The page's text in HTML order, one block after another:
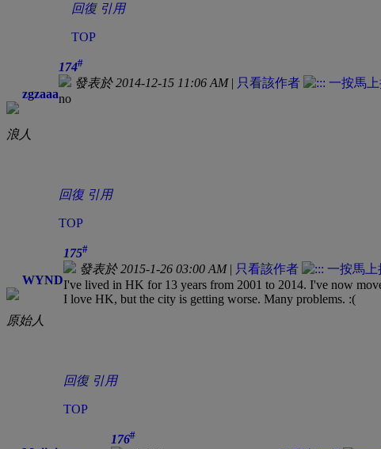
回復 引用
TOP
zgzaaa
浪人
174#
發表於 2014-12-15 11:06 AM| 只看該作者
no
回復 引用
TOP
WYND
原始人
175#
發表於 2015-1-26 03:00 AM| 只看該作者
I've lived in HK for 13 years from 2001 to 2014. I've now
I love HK, but the city is getting worse. Many problems. :(
回復 引用
TOP
176#